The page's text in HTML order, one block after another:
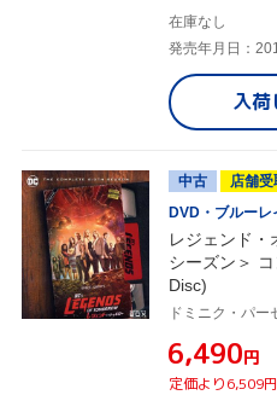
在庫なし
発売年月日：
入荷
中古
店舗受
DVD・ブルーレ
レジェンド・
シーズン＞
Disc)
¥6,490円
定価より6,509